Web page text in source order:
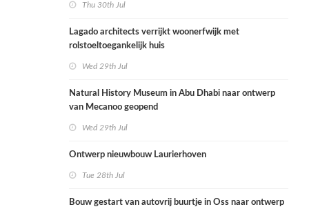
Thu 30th Jul
Lagado architects verrijkt woonerfwijk met
rolstoeltoegankelijk huis
Wed 29th Jul
Natural History Museum in Abu Dhabi naar ontwerp
van Mecanoo geopend
Wed 29th Jul
Ontwerp nieuwbouw Laurierhoven
Tue 28th Jul
Bouw gestart van autovrij buurtje in Oss naar ontwerp